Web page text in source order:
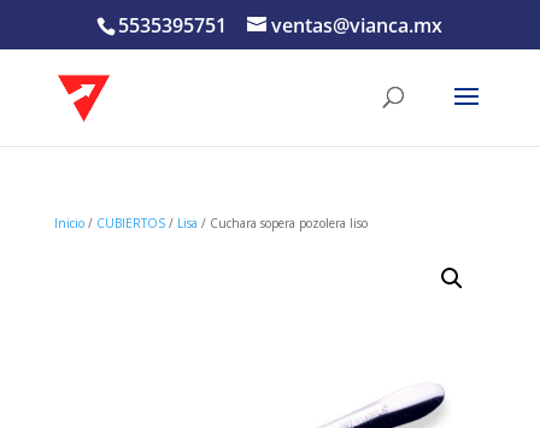
5535395751 ventas@vianca.mx
Inicio/ CUBIERTOS/ Lisa / Cuchara sopera pozolera liso